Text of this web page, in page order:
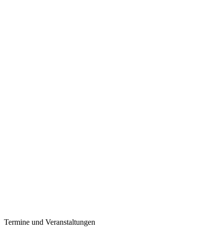
Termine und Veranstaltungen